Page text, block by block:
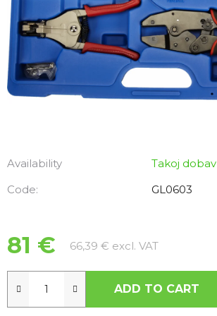
Availability
Takoj
Code:
GL0603
81 € 66,39 € excl. VATMeasure
ADD TO CART